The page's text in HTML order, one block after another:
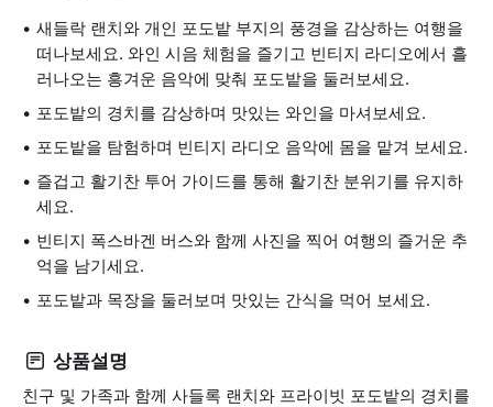
새들락 랜치와 개인 포도밭 부지의 풍경을 감상하는 여행을
떠나보세요. 와인 시음 체험을 즐기고 빈티지 라디오에서 흘
러나오는 흥겨운 음악에 맞춰 포도밭을 둘러보세요.
포도밭의 경치를 감상하며 맛있는 와인을 마셔보세요.
포도밭을 탐험하며 빈티지 라디오 음악에 몸을 맡겨 보세요.
즐겁고 활기찬 투어 가이드를 통해 활기찬 분위기를 유지하
세요.
빈티지 폭스바겐 버스와 함께 사진을 찍어 여행의 즐거운 추
억을 남기세요.
포도밭과 목장을 둘러보며 맛있는 간식을 먹어 보세요.
상품설명
친구 및 가족과 함께 사들록 랜치와 프라이빗 포도밭의 경치를